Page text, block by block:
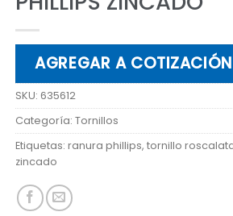
AGREGAR A COTIZACIÓN
SKU:635612
Categoría:Tornillos
Etiquetas:ranura phillips,tornillo
zincado